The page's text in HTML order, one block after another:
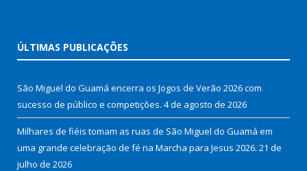
ÚLTIMAS PUBLICAÇÕES
São Miguel do Guamá encerra os Jogos de Verão 2026 com
sucesso de público e competições. 4 de agosto de 2026
Milhares de fiéis tomam as ruas de São Miguel do Guamá em
uma grande celebração de fé na Marcha para Jesus 2026. 21 de
julho de 2026